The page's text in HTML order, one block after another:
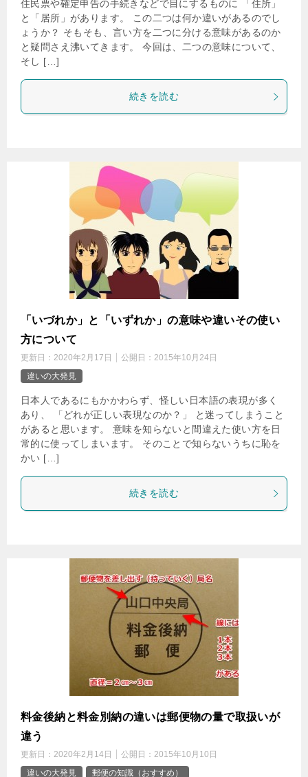
住民票や確定申告の手続きなどで目にするものに 「住所」
と「居所」があります。 この二つは何か違いがあるのでし
ょうか？ そもそも、言い方を二つに分ける意味があるのか
と疑問さえ沸いてきます。 今回は、二つの意味について、
そし […]
続きを読む
「いづれか」と「いずれか」の意味や違いその使い
方について
更新日： 2020年2月17日 公開日： 2015年10月24日
違いの大発見
日本人であるにもかかわらず、怪しい日本語の表現が多く
あり、 「どれが正しい表現なのか？」 と迷ってしまうこと
があると思います。 意味を知らないと間違えた使い方を日
常的に使ってしまいます。 そのことで知らないうちに恥を
かい […]
続きを読む
料金後納と料金別納の違いは郵便物の量で取扱いが
違う
更新日： 2020年2月14日 公開日： 2015年10月10日
違いの大発見
郵便の知識（おすすめ）